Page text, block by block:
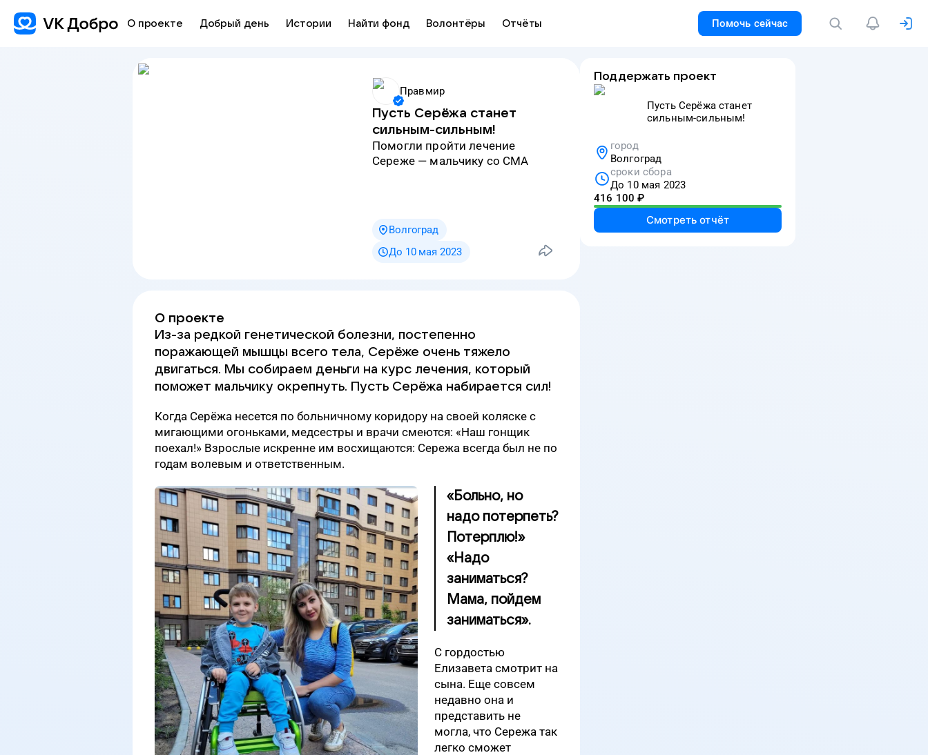
О проекте Добрый день Истории Найти фонд Волонтёры Отчёты Помочь сейчас
Правмир
Пусть Серёжа станет
сильным-сильным!
Помогли пройти лечение
Сереже — мальчику со СМА
Волгоград
До 10 мая 2023
О проекте
Из-за редкой генетической болезни, постепенно
поражающей мышцы всего тела, Серёже очень тяжело
двигаться. Мы собираем деньги на курс лечения, который
поможет мальчику окрепнуть. Пусть Серёжа набирается сил!
Когда Серёжа несется по больничному коридору на своей коляске с
мигающими огоньками, медсестры и врачи смеются: «Наш гонщик
поехал!» Взрослые искренне им восхищаются: Сережа всегда был не по
годам волевым и ответственным.
«Больно, но
надо потерпеть?
Потерплю!»
«Надо
заниматься?
Мама, пойдем
заниматься».
С гордостью
Елизавета смотрит на
сына. Еще совсем
недавно она и
представить не
могла, что Сережа так
легко сможет
Поддержать проект
Пусть Серёжа станет
сильным-сильным!
город
Волгоград
сроки сбора
До 10 мая 2023
416 100 ₽
Смотреть отчёт